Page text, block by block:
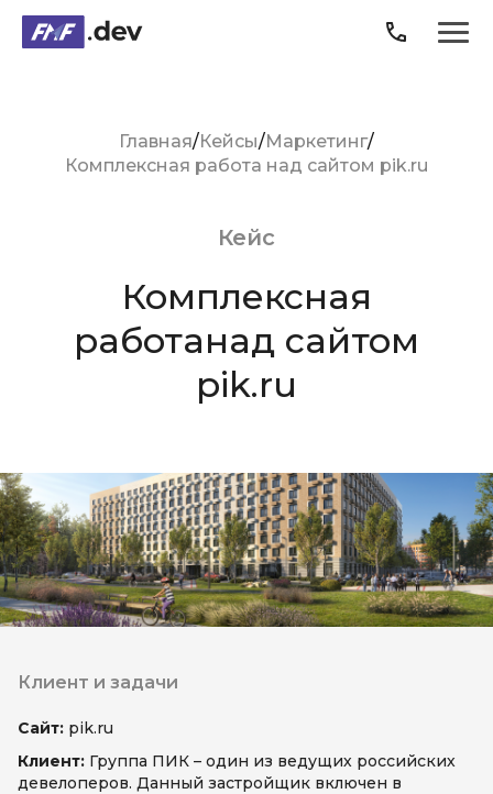
Услуги
О компании
Прайс-листы
Главная Кейсы Маркетинг
Комплексная работа над сайтом pik.ru
Кейс
Комплексная
работанад сайтом
pik.ru
Клиент и задачи
Сайт: pik.ru
Клиент: Группа ПИК – один из ведущих российских
девелоперов. Данный застройщик включен в